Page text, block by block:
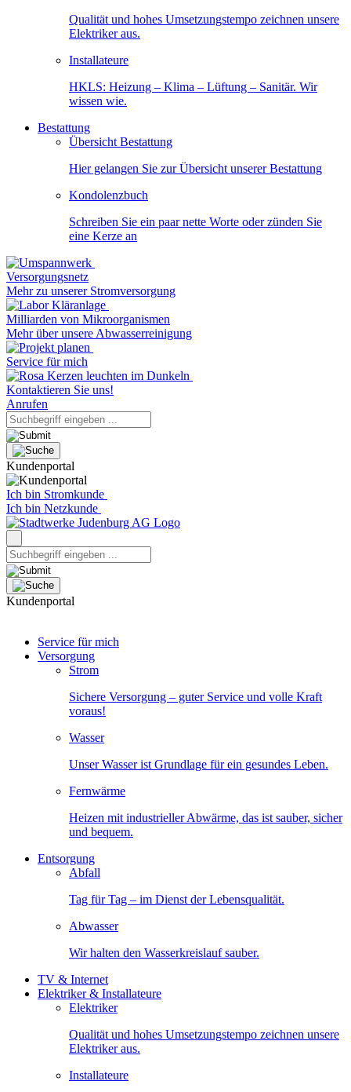
Qualität und hohes Umsetzungstempo zeichnen unsere
Elektriker aus.
Installateure
HKLS: Heizung – Klima – Lüftung – Sanitär. Wir
wissen wie.
Bestattung
Übersicht Bestattung
Hier gelangen Sie zur Übersicht unserer Bestattung
Kondolenzbuch
Schreiben Sie ein paar nette Worte oder zünden Sie
eine Kerze an
Versorgungsnetz
Mehr zu unserer Stromversorgung
Milliarden von Mikroorganismen
Mehr über unsere Abwasserreinigung
Service für mich
Kontaktieren Sie uns!
Anrufen
Kundenportal
Ich bin Stromkunde
Ich bin Netzkunde
Kundenportal
Service für mich
Versorgung
Strom
Sichere Versorgung – guter Service und volle Kraft
voraus!
Wasser
Unser Wasser ist Grundlage für ein gesundes Leben.
Fernwärme
Heizen mit industrieller Abwärme, das ist sauber, sicher
und bequem.
Entsorgung
Abfall
Tag für Tag – im Dienst der Lebensqualität.
Abwasser
Wir halten den Wasserkreislauf sauber.
TV & Internet
Elektriker & Installateure
Elektriker
Qualität und hohes Umsetzungstempo zeichnen unsere
Elektriker aus.
Installateure